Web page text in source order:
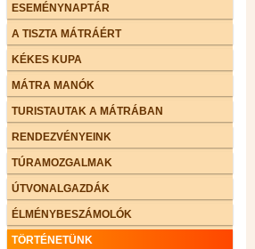
ESEMÉNYNAPTÁR
A TISZTA MÁTRÁÉRT
KÉKES KUPA
MÁTRA MANÓK
TURISTAUTAK A MÁTRÁBAN
RENDEZVÉNYEINK
TÚRAMOZGALMAK
ÚTVONALGAZDÁK
ÉLMÉNYBESZÁMOLÓK
TÖRTÉNETÜNK